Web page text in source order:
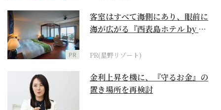
PR
客室はすべて海側にあり、眼前に
海が広がる『西表島ホテル by 星
PR(星野リゾート)
金利上昇を機に、『守るお金』の
置き場所を再検討